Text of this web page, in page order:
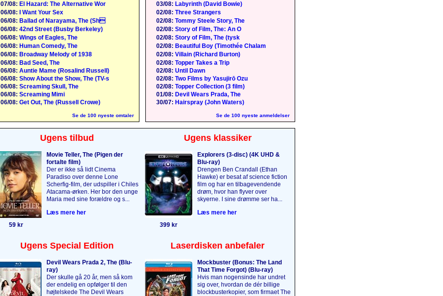
07/08: El Hazard: The Alternative Wor
06/08: I Want Your Sex
06/08: Ballad of Narayama, The (Sh
06/08: 42nd Street (Busby Berkeley)
06/08: Wings of Eagles, The
06/08: Human Comedy, The
06/08: Broadway Melody of 1938
06/08: Bad Seed, The
06/08: Auntie Mame (Rosalind Russell)
06/08: Show About the Show, The (TV-s
06/08: Screaming Skull, The
06/08: Screaming Mimi
06/08: Get Out, The (Russell Crowe)
Se de 100 nyeste omtaler
03/08: Labyrinth (David Bowie)
02/08: Three Strangers
02/08: Tommy Steele Story, The
02/08: Story of Film, The: An O
02/08: Story of Film, The (tysk
02/08: Beautiful Boy (Timothée Chalam
02/08: Villain (Richard Burton)
02/08: Topper Takes a Trip
02/08: Until Dawn
02/08: Two Films by Yasujirō Ozu
02/08: Topper Collection (3 film)
01/08: Devil Wears Prada, The
30/07: Hairspray (John Waters)
Se de 100 nyeste anmeldelser
Ugens tilbud
Movie Teller, The (Pigen der
fortalte film)
Der er ikke så lidt Cinema
Paradiso over denne Lone
Scherfig-film, der udspiller i Chiles
Atacama-ørken. Her bor den unge
Maria med sine forældre og s...
Læs mere her
59 kr
Ugens klassiker
Explorers (3-disc) (4K UHD &
Blu-ray)
Drengen Ben Crandall (Ethan
Hawke) er besat af science fiction
film og har en tilbagevendende
drøm, hvor han flyver over
skyerne. I sine drømme ser ha...
Læs mere her
399 kr
Ugens Special Edition
Devil Wears Prada 2, The (Blu-
ray)
Der skulle gå 20 år, men så kom
der endelig en opfølger til den
højtelskede The Devil Wears
Laserdisken anbefaler
Mockbuster (Bonus: The Land
That Time Forgot) (Blu-ray)
Hvis man nogensinde har undret
sig over, hvordan de dér billige
blockbusterkopier, som firmaet The